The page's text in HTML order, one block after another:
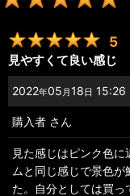
5
見やすくて良い感じ
2022年05 月 18日 15:26
購入者 さん
見た感じはピンク色
ムと同じ感じで景色
た。自分としては買っ